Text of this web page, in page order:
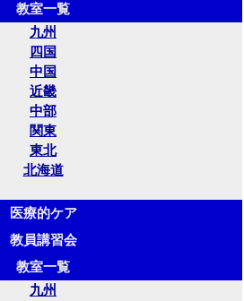
教室一覧
九州
四国
中国
近畿
中部
関東
東北
北海道
医療的ケア
教員講習会
教室一覧
九州